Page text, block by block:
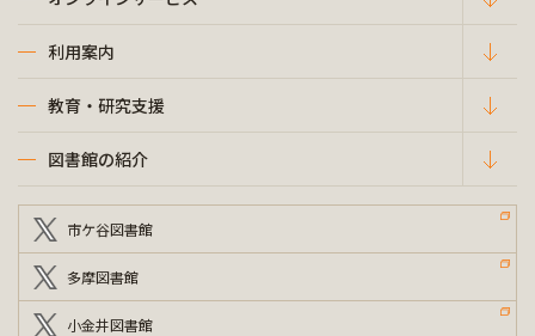
利用案内
教育・研究支援
図書館の紹介
市ケ谷図書館
多摩図書館
小金井図書館